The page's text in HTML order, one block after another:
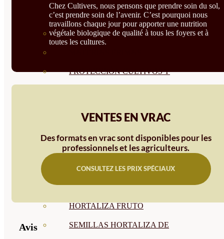
SUELO
ÁCIDOS HÚMICOS
PROTECCIÓN CULTIVOS Y
SEMILLAS
VER TODAS
BIODINÁMICAS DEMETER
HORTALIZA FRUTO
SEMILLAS HORTALIZA DE
Chez Cultivers, nous pensons que prendre soin du sol,
c’est prendre soin de l’avenir. C’est pourquoi nous
travaillons chaque jour pour apporter une nutrition
végétale biologique de qualité à tous les foyers et à
toutes les cultures.
VENTES EN VRAC
Des formats en vrac sont disponibles pour les
professionnels et les agriculteurs.
CONSULTEZ LES PRIX SPÉCIAUX
Avis